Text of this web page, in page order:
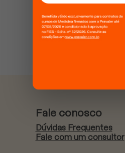
Fale conosco
Dúvidas Frequentes
Fale com um consultor